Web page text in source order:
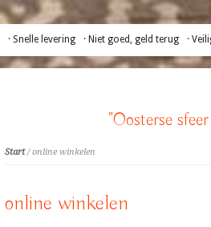
· Snelle levering · Niet goed, geld terug ·
"Oosterse
Start/ online winkelen
online winkelen